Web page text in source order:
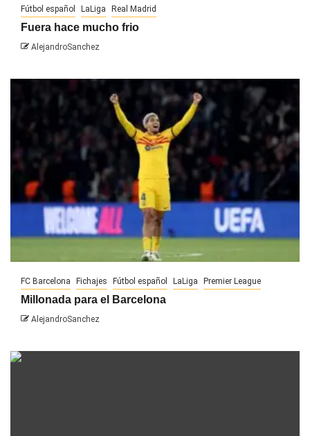
Fútbol español LaLiga Real Madrid
Fuera hace mucho frio
AlejandroSanchez
FC Barcelona Fichajes Fútbol español LaLiga Premier League
Millonada para el Barcelona
AlejandroSanchez